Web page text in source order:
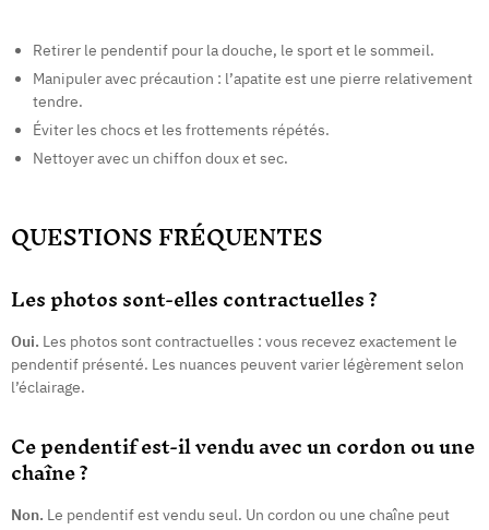
Retirer le pendentif pour la douche, le sport et le sommeil.
Manipuler avec précaution : l’apatite est une pierre relativement
tendre.
Éviter les chocs et les frottements répétés.
Nettoyer avec un chiffon doux et sec.
QUESTIONS FRÉQUENTES
Les photos sont-elles contractuelles ?
Oui. Les photos sont contractuelles : vous recevez exactement le
pendentif présenté. Les nuances peuvent varier légèrement selon
l’éclairage.
Ce pendentif est-il vendu avec un cordon ou une
chaîne ?
Non. Le pendentif est vendu seul. Un cordon ou une chaîne peut